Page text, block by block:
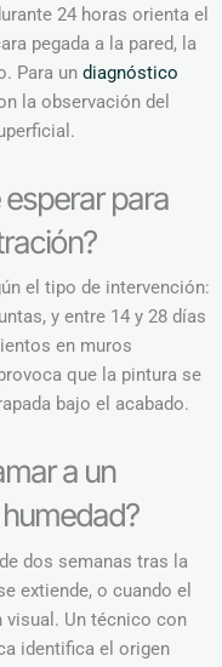
24 horas orienta el
pegada a la pared, la
Para un diagnóstico
la observación del
para
el tipo de intervención:
y entre 14 y 28 días
en muros
que la pintura se
bajo el acabado.
a un
dos semanas tras la
extiende, o cuando el
Un técnico con
identifica el origen